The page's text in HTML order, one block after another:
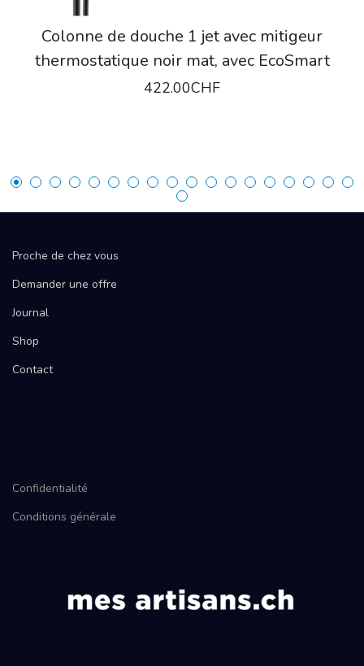
Colonne de douche 1 jet avec mitigeur
thermostatique noir mat, avec EcoSmart
422.00CHF
Proche de chez vous
Demander une offre
Journal
Shop
Contact
Confidentialité
Conditions générale